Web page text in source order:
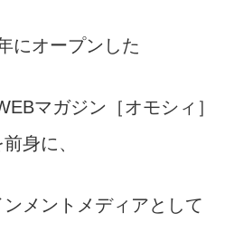
にオープンした
マガジン［オモシィ］
前身に、
メントメディアとして